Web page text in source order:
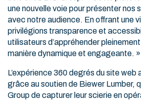
une nouvelle voie pour présenter nos
avec notre audience. En offrant une
privilégions transparence et
utilisateurs d’appréhender
manière dynamique et engageante. »
L’expérience 360 degrés du site web
grâce au soutien de Biewer Lumber,
Group de capturer leur scierie en